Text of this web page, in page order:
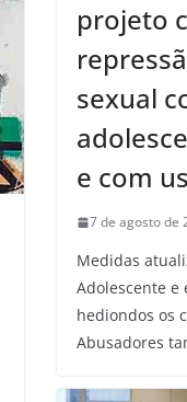
projeto
sexual
e com
7 de agosto de
Medidas
Adolescente
hediondos os
Abusadores